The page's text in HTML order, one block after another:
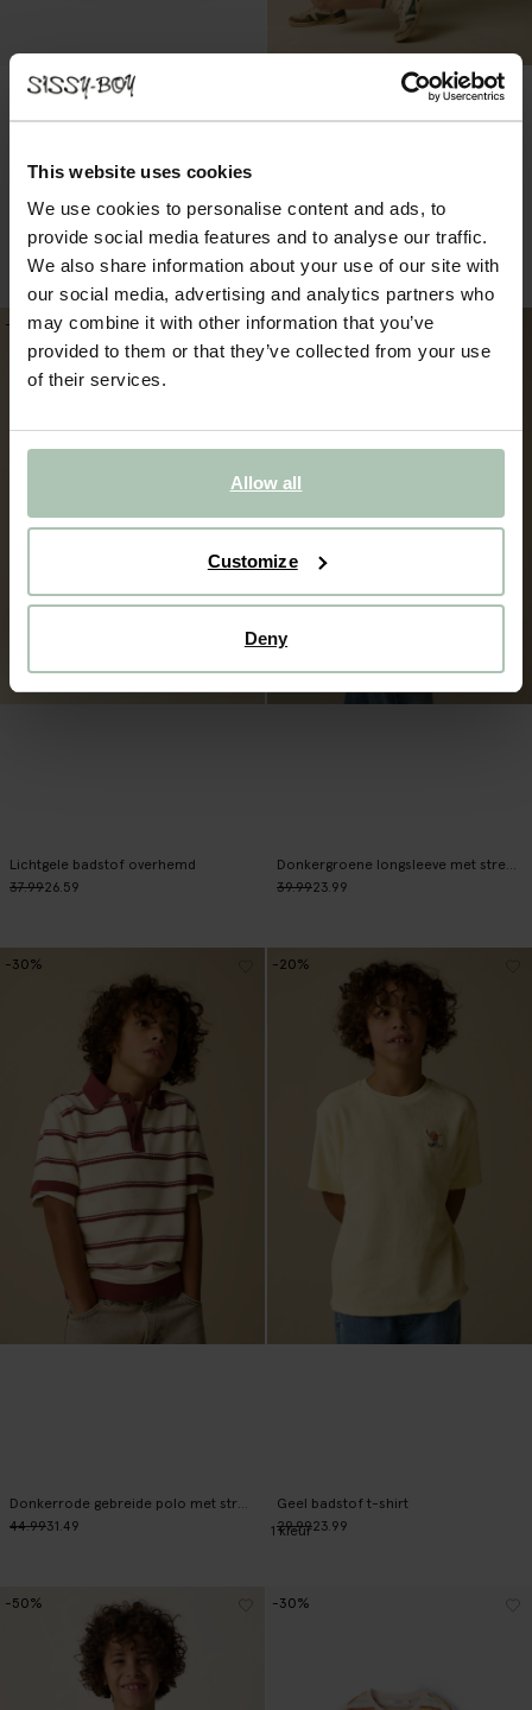
This website uses cookies
We use cookies to personalise content and ads, to
provide social media features and to analyse our traffic.
We also share information about your use of our site with
our social media, advertising and analytics partners who
may combine it with other information that you’ve
provided to them or that they’ve collected from your use
of their services.
Allow all
Customize
Deny
Oranje T-shirt met artwork
29.9920.99
24.99 19.99
Lichtgele badstof overhemd
37.9926.59
-30%
39.9923.99
-40%
Donkerrode gebreide polo met strepen
44.9931.49
-30%
Geel badstof t-shirt
29.9923.99
-20%
1kleur
-50% -30%